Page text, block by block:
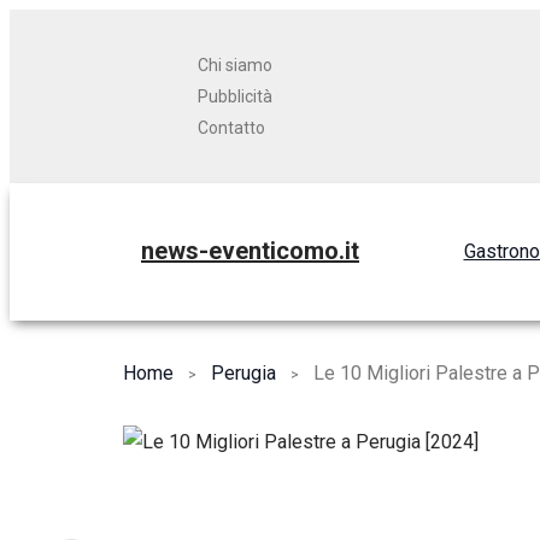
Chi siamo
Pubblicità
Contatto
news-eventicomo.it
Home Perugia Le 10 Migliori Palestre a